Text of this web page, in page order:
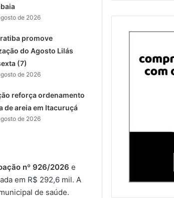
de 2026
promove
do Agosto Lilás
(7)
de 2026
reforça ordenamento
de areia em Itacuruçá
de 2026
nº 926/2026 e
em R$ 292,6 mil. A
de saúde.